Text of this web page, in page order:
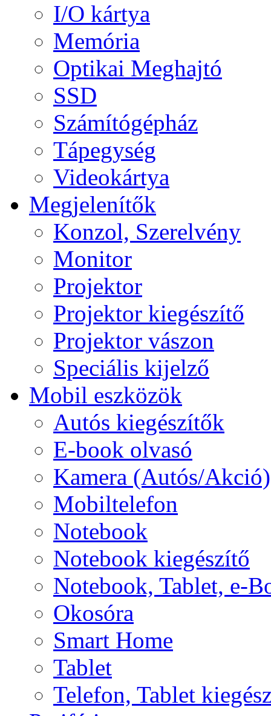
I/O kártya
Memória
Optikai Meghajtó
SSD
Számítógépház
Tápegység
Videokártya
Megjelenítők
Konzol, Szerelvény
Monitor
Projektor
Projektor kiegészítő
Projektor vászon
Speciális kijelző
Mobil eszközök
Autós kiegészítők
E-book olvasó
Kamera (Autós/Akció)
Mobiltelefon
Notebook
Notebook kiegészítő
Notebook, Tablet, e-
Okosóra
Smart Home
Tablet
Telefon, Tablet